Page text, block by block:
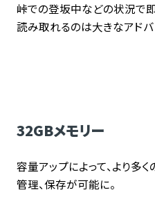
峠での登坂中などの状況で
読み取れるのは大きなアドバ
32GBメモリー
容量アップによって、より多
管理、保存が可能に。